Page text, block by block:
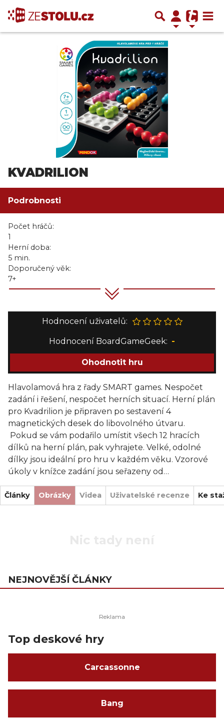
KVADRILION
Podrobnosti
Počet hráčů:
1
Herní doba:
5 min.
Doporučený věk:
7+
Hodnocení uživatelů:
Hodnocení BoardGameGeek: -
Ohodnotit hru
Hlavolamová hra z řady SMART games. Nespočet
zadání i řešení, nespočet herních situací. Herní plán
pro Kvadrilion je připraven po sestavení 4
magnetických desek do libovolného útvaru.
Pokud se vám podařilo umístit všech 12 hracích
dílků na herní plán, pak vyhrajete. Velké, odolné
dílky jsou ideální pro hru v každém věku. Vzorové
úkoly v knížce zadání jsou seřazeny od
jednodušších až po velmi náročné. Ty nejnáročnější
mají pak pouze jediné řešení. Použijte vzorová
zadání, nebo si jednoduše vytvořte svá vlastní!
Články Obrázky Videa Uživatelské recenze Ke
NEJNOVĚJŠÍ ČLÁNKY
Top deskové hry
Carcassonne
Bang